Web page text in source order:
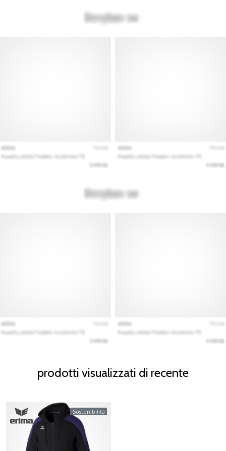
prodotti visualizzati di recente
Sostenibilità